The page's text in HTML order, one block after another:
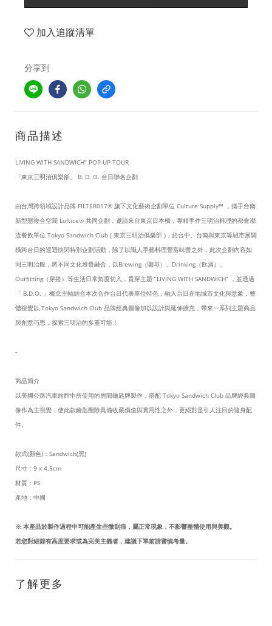
加入追蹤清單
分享到
商品描述
LIVING WITH SANDWICH” POP-UP TOUR
「東京三明治俱樂部」 B. D. O. 台日聯名企劃
由台灣跨領域設計品牌 FILTER017® 旗下文化藝術企劃單位 Culture Supply™ ，攜手台南
新型態複合空間 Loftice® 共同企劃，邀請來自東京日本橋，專精手作三明治料理的都會潮
流餐飲單位 Tokyo Sandwich Club ( 東京三明治俱樂部 )，於台中、台南與東京等城市展開
橫跨台日的巡迴快閃特別企劃活動，除了以職人手藝料理豐富味蕾之外，此次企劃內容如
同三明治般，將不同文化堆疊融合，以Brewing（咖啡）、Drinking（飲酒）、
Outfitting（穿搭）等生活日常角度切入，貫穿主題 ”LIVING WITH SANDWICH” ，並透過
「 B.D.O. 」概念主軸結合本次合作台日代表單位特色，融入台日在地城市文化與意象，整
體視覺以 Tokyo Sandwich Club 品牌經典圖像加以設計與延伸擴充，帶來一系列主題商品
與創意巧思，探索三明治的多重可能！
-
商品簡介
以美國公路汽車旅館中所使用的房間鑰匙牌製作，搭配 Tokyo Sandwich Club 品牌經典圖
像作為主視覺，使此款鑰匙圈除具備收藏價值與實用性之外，更絕對是引人注目的隨身配
件。
款式(顏色)：Sandwich(黑)
尺寸：9 x 4.5cm
材質：PS
產地：中國
※ 本產品於製作過程中可能產生些微刮痕，屬正常現象，不影響整體使用與美觀。
若您對細節有高度要求或為完美主義者，建議下單前請審慎考量。
了解更多